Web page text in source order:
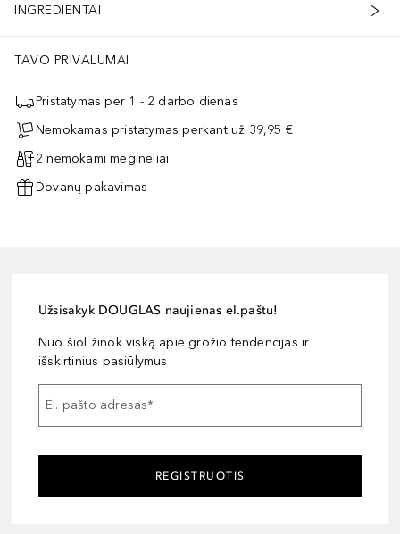
INGREDIENTAI
TAVO PRIVALUMAI
Pristatymas per 1 - 2 darbo dienas
Nemokamas pristatymas perkant už 39,95 €
2 nemokami mėginėliai
Dovanų pakavimas
Užsisakyk DOUGLAS naujienas el.paštu!
Nuo šiol žinok viską apie grožio tendencijas ir
išskirtinius pasiūlymus
El. pašto adresas*
REGISTRUOTIS